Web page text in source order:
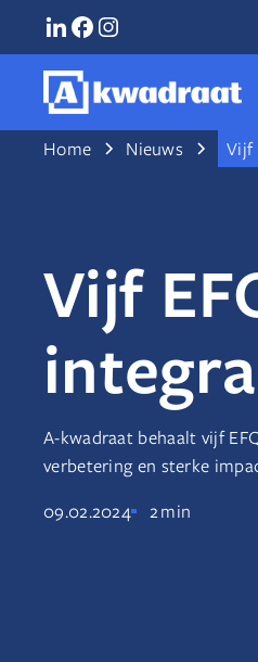
Home Nieuws Vijf
Vijf
A-kwadraat behaalt vijf
verbetering en sterke
09.02.2024
2min